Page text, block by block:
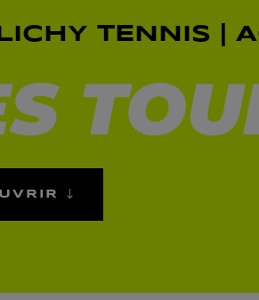
TENNIS |